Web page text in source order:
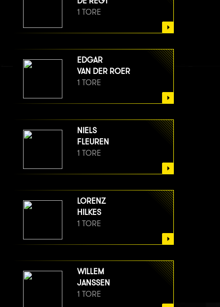
1 TORE
EDGAR
VAN DER ROER
1 TORE
NIELS
FLEUREN
1 TORE
LORENZ
HILKES
1 TORE
WILLEM
JANSSEN
1 TORE